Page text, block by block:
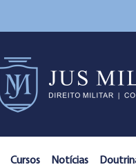
Cursos Notícias